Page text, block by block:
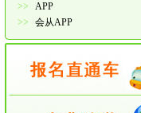
>>
APP
>>
会从APP